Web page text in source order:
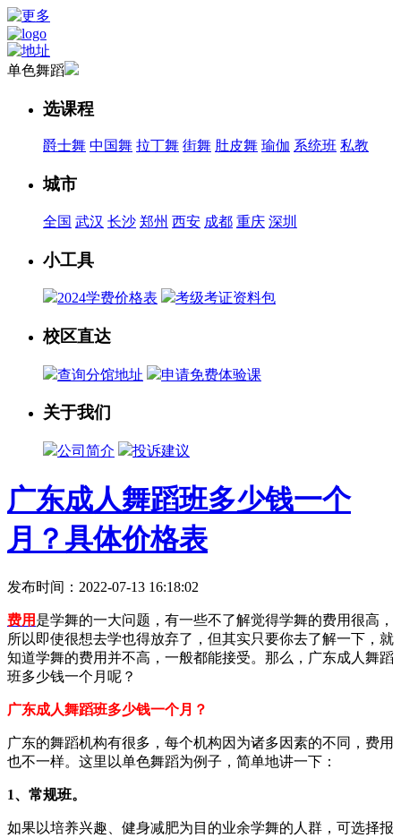
单色舞蹈
选课程
爵士舞 中国舞 拉丁舞 街舞 肚皮舞 瑜伽 系统班 私教
城市
全国 武汉 长沙 郑州 西安 成都 重庆 深圳
小工具
2024学费价格表 考级考证资料包
校区直达
查询分馆地址 申请免费体验课
关于我们
公司简介 投诉建议
广东成人舞蹈班多少钱一个
月？具体价格表
发布时间：2022-07-13 16:18:02
费用 是学舞的一大问题，有一些不了解觉得学舞的费用很高，
所以即使很想去学也得放弃了，但其实只要你去了解一下，就
知道学舞的费用并不高，一般都能接受。那么，广东成人舞蹈
班多少钱一个月呢？
广东成人舞蹈班多少钱一个月？
广东的舞蹈机构有很多，每个机构因为诸多因素的不同，费用
也不一样。这里以单色舞蹈为例子，简单地讲一下：
1、常规班。
如果以培养兴趣、健身减肥为目的业余学舞的人群，可选择报